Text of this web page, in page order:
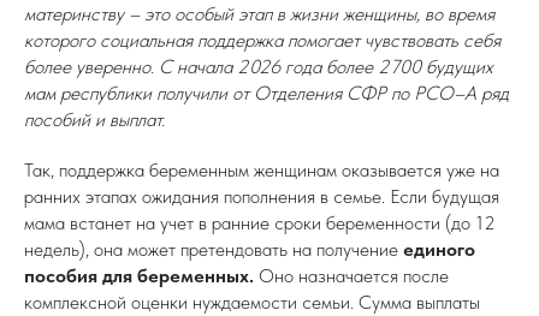
материнству – это особый этап в жизни женщины, во время
которого социальная поддержка помогает чувствовать себя
более уверенно. С начала 2026 года более 2700 будущих
мам республики получили от Отделения СФР по РСО–А ряд
пособий и выплат.
Так, поддержка беременным женщинам оказывается уже на
ранних этапах ожидания пополнения в семье. Если будущая
мама встанет на учет в ранние сроки беременности (до 12
недель), она может претендовать на получение единого
пособия для беременных. Оно назначается после
комплексной оценки нуждаемости семьи. Сумма выплаты